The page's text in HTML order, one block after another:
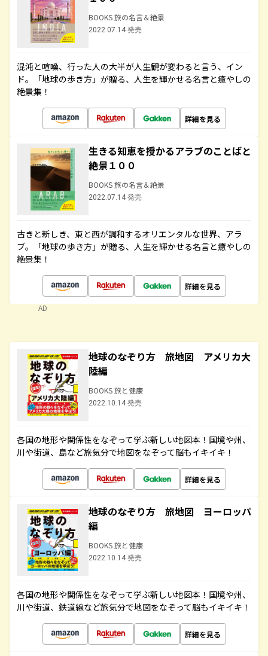
BOOKS 旅の名言＆絶景
2022.07.14 発売
混沌と喧噪、行った人の大半が人生観が変わると言う、イン
ド。「地球の歩き方」が贈る、人生を輝かせる名言と癒やしの
絶景集！
詳細を見る
生きる知恵を授かるアラブのことばと
絶景１００
BOOKS 旅の名言＆絶景
2022.07.14 発売
古きと新しき、東と西が調和するオリエンタルな世界、アラ
ブ。「地球の歩き方」が贈る、人生を輝かせる名言と癒やしの
絶景集！
詳細を見る
AD
地球のなぞり方 旅地図 アメリカ大
陸編
BOOKS 旅と健康
2022.10.14 発売
各国の地形や関係性をなぞって学ぶ新しい地図本！国境や州、
川や街道、島など旅気分で地図をなぞって脳もイキイキ！
詳細を見る
地球のなぞり方 旅地図 ヨーロッパ
編
BOOKS 旅と健康
2022.10.14 発売
各国の地形や関係性をなぞって学ぶ新しい地図本！国境や州、
川や街道、鉄道線など旅気分で地図をなぞって脳もイキイキ！
詳細を見る